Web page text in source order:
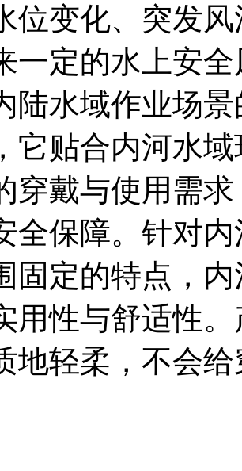
位变化、突发
一定的水上安
陆水域作业场
它贴合内河水
穿戴与使用需
全保障。针对
固定的特点，
用性与舒适性
地轻柔，不会给